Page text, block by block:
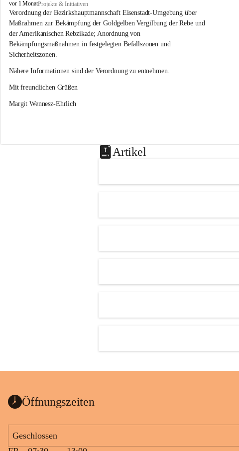
O
s
l
i
p
vor 1 MonatProjekte & Initiativen
Verordnung der Bezirkshauptmannschaft Eisenstadt-Umgebung über
Maßnahmen zur Bekämpfung der Goldgelben Vergilbung der Rebe und
der Amerikanischen Rebzikade; Anordnung von
Bekämpfungsmaßnahmen in festgelegten Befallszonen und
Sicherheitszonen.
Nähere Informationen sind der Verordnung zu entnehmen.
Mit freundlichen Grüßen
Margit Wennesz-Ehrlich
Artikel
Öffnungszeiten
Geschlossen